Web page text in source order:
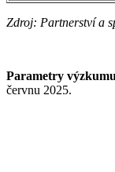
Zdroj: Partnerství a
Parametry
červnu 2025.